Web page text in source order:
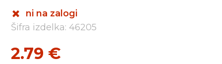
ni na zalogi
Šifra izdelka: 46205
2.79 €